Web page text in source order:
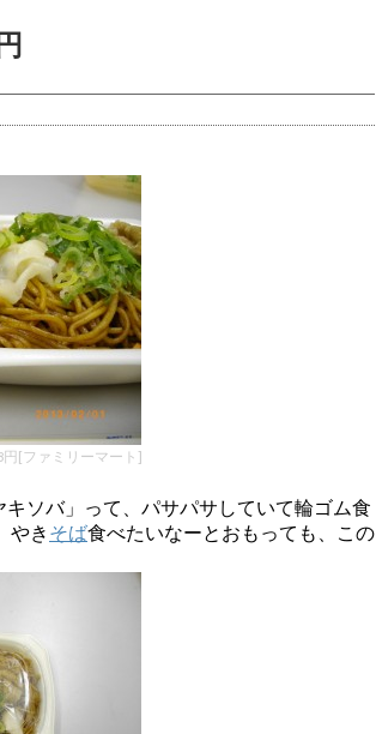
円[ファミリーマート]
キソバ」って、パサパサしていて輪ゴム食
やき そば食べたいなーとおもっても、この